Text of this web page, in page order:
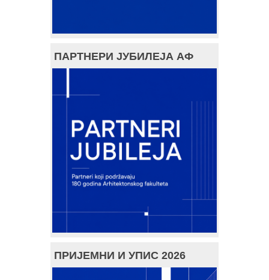
ПАРТНЕРИ ЈУБИЛЕЈА АФ
ПРИЈЕМНИ И УПИС 2026